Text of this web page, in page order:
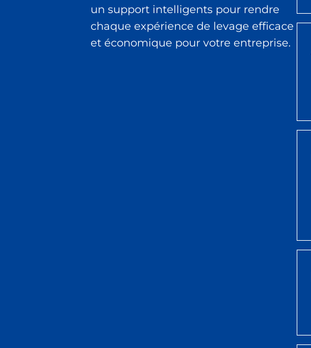
un support intelligents pour rendre
chaque expérience de levage efficace
et économique pour votre entreprise.